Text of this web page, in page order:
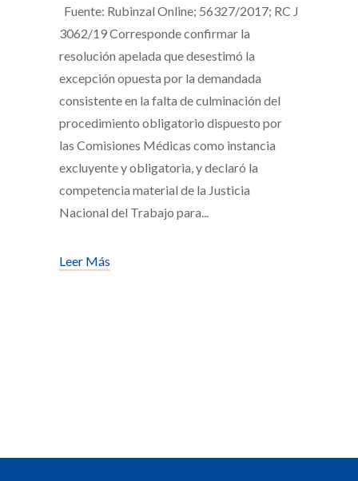
Fuente: Rubinzal Online; 56327/2017; RC J
3062/19 Corresponde confirmar la
resolución apelada que desestimó la
excepción opuesta por la demandada
consistente en la falta de culminación del
procedimiento obligatorio dispuesto por
las Comisiones Médicas como instancia
excluyente y obligatoria, y declaró la
competencia material de la Justicia
Nacional del Trabajo para
Leer Más